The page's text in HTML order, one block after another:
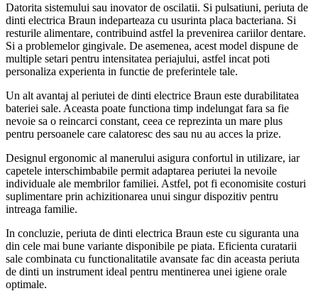
Datorita sistemului sau inovator de oscilatii. Si pulsatiuni, periuta de
dinti electrica Braun indeparteaza cu usurinta placa bacteriana. Si
resturile alimentare, contribuind astfel la prevenirea cariilor dentare.
Si a problemelor gingivale. De asemenea, acest model dispune de
multiple setari pentru intensitatea periajului, astfel incat poti
personaliza experienta in functie de preferintele tale.
Un alt avantaj al periutei de dinti electrice Braun este durabilitatea
bateriei sale. Aceasta poate functiona timp indelungat fara sa fie
nevoie sa o reincarci constant, ceea ce reprezinta un mare plus
pentru persoanele care calatoresc des sau nu au acces la prize.
Designul ergonomic al manerului asigura confortul in utilizare, iar
capetele interschimbabile permit adaptarea periutei la nevoile
individuale ale membrilor familiei. Astfel, pot fi economisite costuri
suplimentare prin achizitionarea unui singur dispozitiv pentru
intreaga familie.
In concluzie, periuta de dinti electrica Braun este cu siguranta una
din cele mai bune variante disponibile pe piata. Eficienta curatarii
sale combinata cu functionalitatile avansate fac din aceasta periuta
de dinti un instrument ideal pentru mentinerea unei igiene orale
optimale.